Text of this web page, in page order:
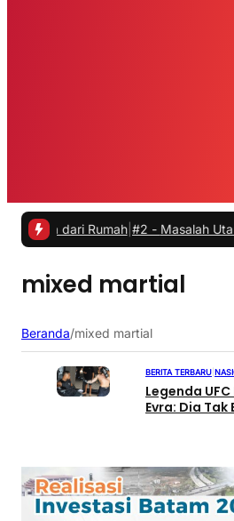
dari Rumah |#2 -Masalah Utama
mixed martial
Beranda/mixed martial
BERITA TERBARU
Legenda
Evra: Dia